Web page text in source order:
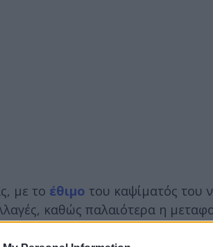
με το έθιμο του καψίματός του
καθώς παλαιότερα η
χαρακτήρα του εθίμου.